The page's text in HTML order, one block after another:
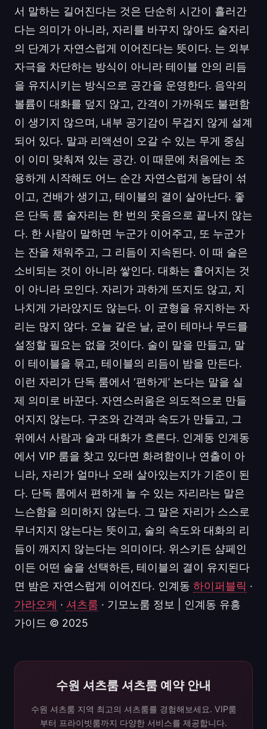
서 말하는 길어진다는 것은 단순히 시간이 흘러간
다는 의미가 아니라, 자리를 바꾸지 않아도 술자리
의 단계가 자연스럽게 이어진다는 뜻이다. 는 외부
자극을 차단하는 방식이 아니라 테이블 안의 리듬
을 유지시키는 방식으로 공간을 운영한다. 음악의
볼륨이 대화를 덮지 않고, 간격이 가까워도 불편함
이 생기지 않으며, 내부 공기감이 무겁지 않게 설계
되어 있다. 말과 리액션이 오갈 수 있는 무게 중심
이 이미 맞춰져 있는 공간. 이 때문에 처음에는 조
용하게 시작해도 어느 순간 자연스럽게 농담이 섞
이고, 건배가 생기고, 테이블의 결이 살아난다. 좋
은 단독 룸 술자리는 한 번의 웃음으로 끝나지 않는
다. 한 사람이 말하면 누군가 이어주고, 또 누군가
는 잔을 채워주고, 그 리듬이 지속된다. 이 때 술은
소비되는 것이 아니라 쌓인다. 대화는 흩어지는 것
이 아니라 모인다. 자리가 과하게 뜨지도 않고, 지
나치게 가라앉지도 않는다. 이 균형을 유지하는 자
리는 많지 않다. 오늘 같은 날, 굳이 테마나 무드를
설정할 필요는 없을 것이다. 술이 말을 만들고, 말
이 테이블을 묶고, 테이블의 리듬이 밤을 만든다.
이런 자리가 단독 룸에서 ‘편하게’ 논다는 말을 실
제 의미로 바꾼다. 자연스러움은 의도적으로 만들
어지지 않는다. 구조와 간격과 속도가 만들고, 그
위에서 사람과 술과 대화가 흐른다. 인계동 인계동
에서 VIP 룸을 찾고 있다면 화려함이나 연출이 아
니라, 자리가 얼마나 오래 살아있는지가 기준이 된
다. 단독 룸에서 편하게 놀 수 있는 자리라는 말은
느슨함을 의미하지 않는다. 그 말은 자리가 스스로
무너지지 않는다는 뜻이고, 술의 속도와 대화의 리
듬이 깨지지 않는다는 의미이다. 위스키든 샴페인
이든 어떤 술을 선택하든, 테이블의 결이 유지된다
면 밤은 자연스럽게 이어진다. 인계동 하이퍼블릭 ·
가라오케 · 셔츠룸 · 기모노룸 정보 | 인계동 유흥
가이드 © 2025
수원 셔츠룸 셔츠룸 예약 안내
수원 셔츠룸 지역 최고의 셔츠룸를 경험해보세요. VIP룸
부터 프라이빗룸까지 다양한 서비스를 제공합니다.